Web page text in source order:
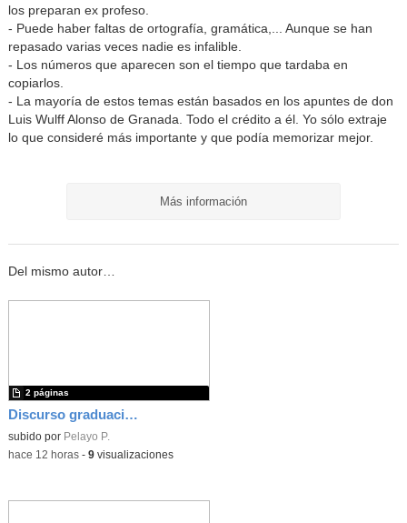
los preparan ex profeso.
- Puede haber faltas de ortografía, gramática,... Aunque se han
repasado varias veces nadie es infalible.
- Los números que aparecen son el tiempo que tardaba en
copiarlos.
- La mayoría de estos temas están basados en los apuntes de don
Luis Wulff Alonso de Granada. Todo el crédito a él. Yo sólo extraje
lo que consideré más importante y que podía memorizar mejor.
Más información
Del mismo autor…
Discurso graduación_24-25_Final
subido por Pelayo P.
2 páginas
-hace 12 horas- 9visualizaciones